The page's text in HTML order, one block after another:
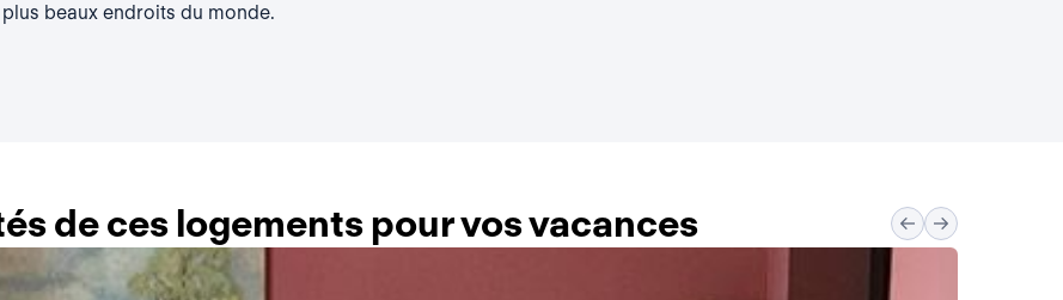
beaux endroits du monde.
de ces logements pour vos vacances